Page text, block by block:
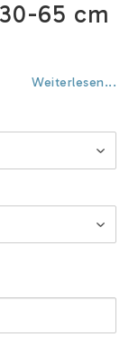
65 cm
Weiterlesen...